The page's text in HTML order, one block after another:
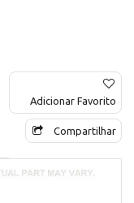
Adicionar Favorito
Compartilhar